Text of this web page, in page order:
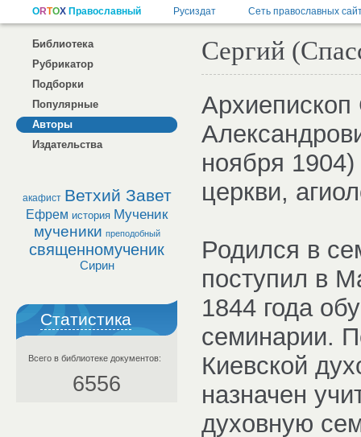
Библиотека
Рубрикатор
Подборки
Популярные
Авторы
Издательства
акафист Ветхий Завет
Ефрем история Мученик
мученики преподобный
священномученик
Сирин
Статистика
Всего в библиотеке документов:
6556
Сергий
ноября
церкви,
Родился в
поступил в
1844 года
семинарии.
Киевской
назначен
духовную